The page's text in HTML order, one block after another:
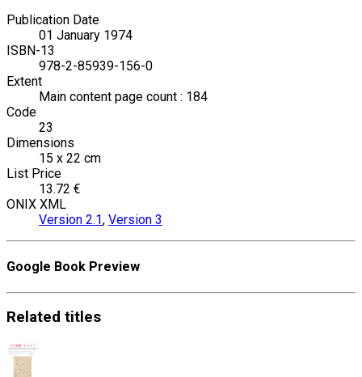
Publication Date
01 January 1974
ISBN-13
978-2-85939-156-0
Extent
Main content page count : 184
Code
23
Dimensions
15 x 22 cm
List Price
13.72 €
ONIX XML
Version 2.1, Version 3
Google Book Preview
Related titles